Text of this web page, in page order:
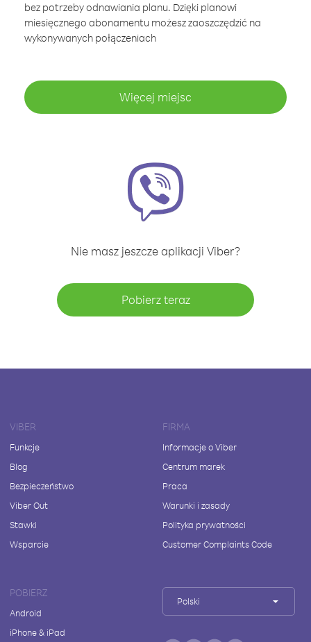
bez potrzeby odnawiania planu. Dzięki planowi
miesięcznego abonamentu możesz zaoszczędzić na
wykonywanych połączeniach
Więcej miejsc
Nie masz jeszcze aplikacji Viber?
Pobierz teraz
VIBER
Funkcje
Blog
Bezpieczeństwo
Viber Out
Stawki
Wsparcie
FIRMA
Informacje o Viber
Centrum marek
Praca
Warunki i zasady
Polityka prywatności
Customer Complaints Code
POBIERZ
Android
iPhone & iPad
Polski